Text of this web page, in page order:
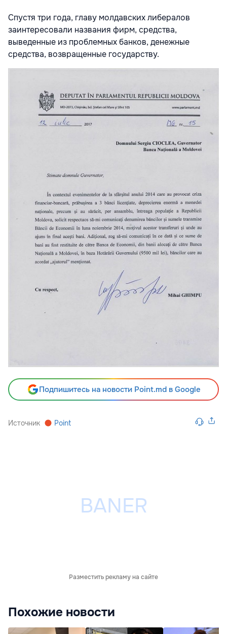
Спустя три года, главу молдавских либералов
заинтересовали названия фирм, средства,
выведенные из проблемных банков, денежные
средства, возвращенные государству.
Подпишитесь на новости Point.md в Google
Источник Point
Разместить рекламу на сайте
Похожие новости